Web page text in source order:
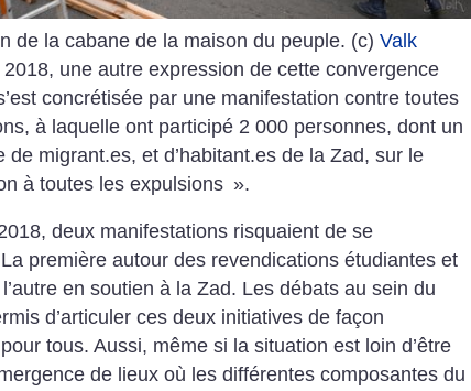
de la cabane de la maison du peuple. (c) Valk
une autre expression de cette convergence
concrétisée par une manifestation contre toutes
à laquelle ont participé 2 000 personnes, dont un
de migrant.es, et d’habitant.es de la Zad, sur le
à toutes les expulsions ».
deux manifestations risquaient de se
première autour des revendications étudiantes et
en soutien à la Zad. Les débats au sein du
d’articuler ces deux initiatives de façon
tous. Aussi, même si la situation est loin d’être
de lieux où les différentes composantes du